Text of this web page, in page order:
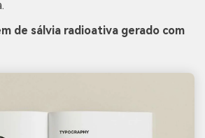
de sálvia radioativa gerado com